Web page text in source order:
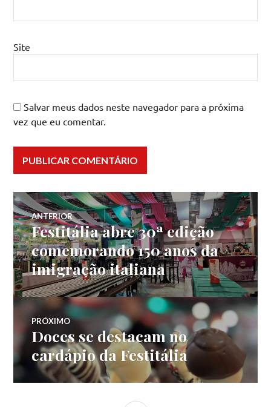
Site
Salvar meus dados neste navegador para a próxima
vez que eu comentar.
Navegação
de
Post
ANTERIOR
Post
anterior:
Festitália abre 30ª edição
comemorando 150 anos da
imigração italiana
PRÓXIMO
Próximo
post:
Doces se destacam no
cardápio da Festitália